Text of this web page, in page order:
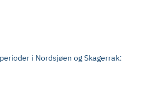
i Nordsjøen og Skagerrak: